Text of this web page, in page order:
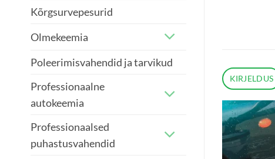
Kõrgsurvepesurid
Olmekeemia
Poleerimisvahendid ja tarvikud
Professionaalne
autokeemia
Professionaalsed
puhastusvahendid
KIRJELDUS